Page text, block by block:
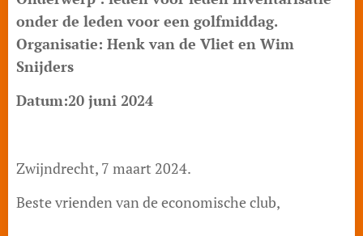
onder de leden voor een golfmiddag.
Organisatie: Henk van de Vliet en Wim
Snijders
Datum:20 juni 2024
Zwijndrecht, 7 maart 2024.
Beste vrienden van de economische club,